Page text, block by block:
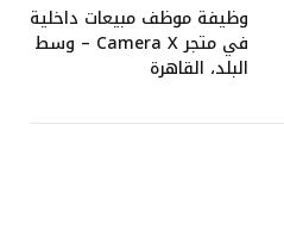
وظيفة موظف مبيعات داخلية
في متجر Camera X – وسط
البلد، القاهرة